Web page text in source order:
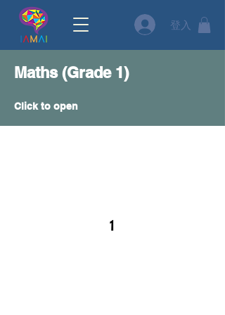
登入
1
Maths (Grade 1)
Click to open